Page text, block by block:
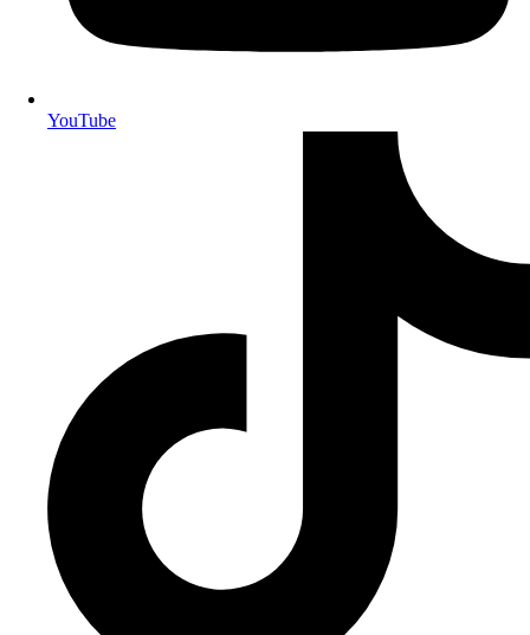
YouTube